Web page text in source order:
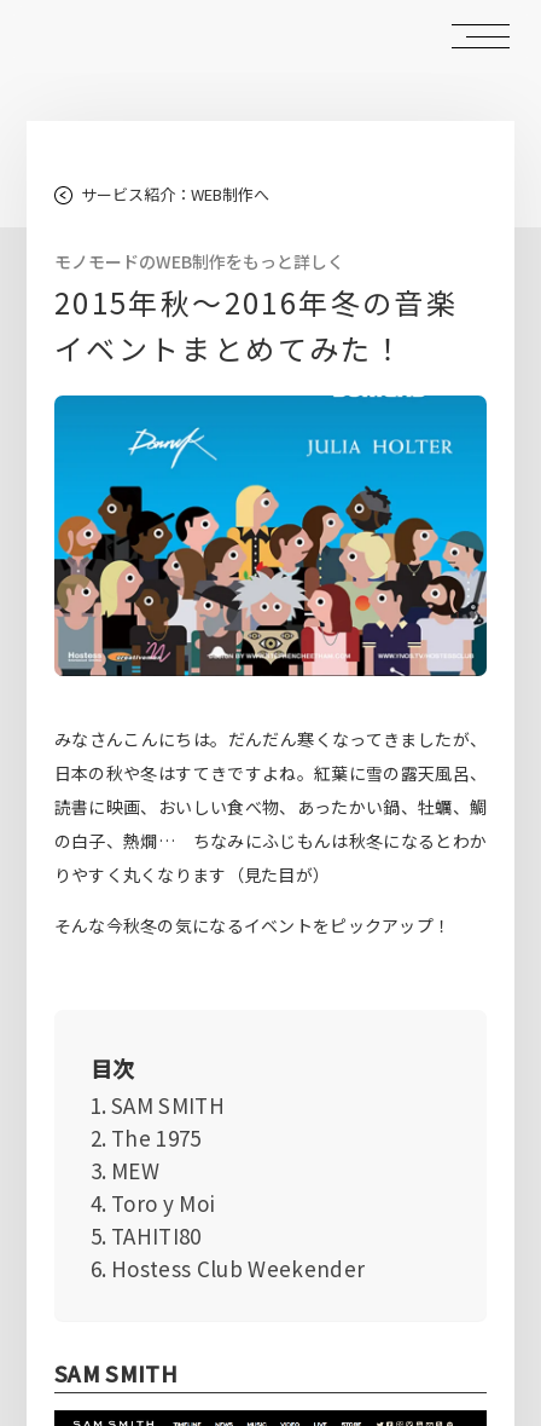
サービス紹介：WEB制作へ
モノモードのWEB制作をもっと詳しく
2015年秋〜2016年冬の音楽
イベントまとめてみた！
みなさんこんにちは。だんだん寒くなってきましたが、
日本の秋や冬はすてきですよね。紅葉に雪の露天風呂、
読書に映画、おいしい食べ物、あったかい鍋、牡蠣、鯛
の白子、熱燗… ちなみにふじもんは秋冬になるとわか
りやすく丸くなります（見た目が）
そんな今秋冬の気になるイベントをピックアップ！
目次
SAM SMITH
The 1975
MEW
Toro y Moi
TAHITI80
Hostess Club Weekender
SAM SMITH